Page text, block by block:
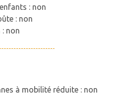
: non
: non
non
à mobilité réduite : non